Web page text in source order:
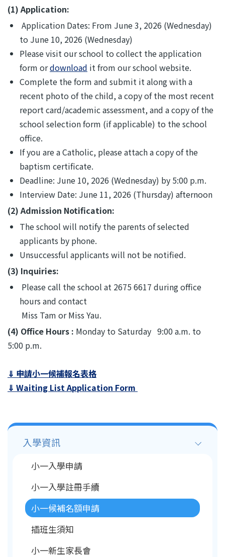
(1) Application:
Application Dates: From June 3, 2026 (Wednesday)
to June 10, 2026 (Wednesday)
Please visit our school to collect the application
form ordownload it from our school website.
Complete the form and submit it along with a
recent photo of the child, a copy of the most recent
report card/academic assessment, and a copy of the
school selection form (if applicable) to the school
office.
If you are a Catholic, please attach a copy of the
baptism certificate.
Deadline: June 10, 2026 (Wednesday) by 5:00 p.m.
Interview Date: June 11, 2026 (Thursday) afternoon
(2) Admission Notification:
The school will notify the parents of selected
applicants by phone.
Unsuccessful applicants will not be notified.
(3) Inquiries:
Please call the school at 2675 6617 during office
hours and contact
Miss Tam or Miss Yau.
(4) Office Hours : Monday to Saturday 9:00 a.m. to
5:00 p.m.
⇓ 申請小一候補報名表格
⇓ Waiting List Application Form
Main
navigation
入學資訊
小一入學申請
小一入學註冊手續
小一候補名額申請
插班生須知
小一新生家長會